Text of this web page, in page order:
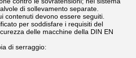
di sollevamento separate.
contenuti devono essere seguiti.
per soddisfare i requisiti del
delle macchine della DIN EN
di serraggio: